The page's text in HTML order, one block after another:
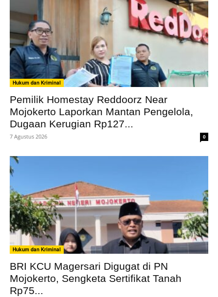
Hukum dan Kriminal
Pemilik Homestay Reddoorz Near
Mojokerto Laporkan Mantan Pengelola,
Dugaan Kerugian Rp127...
7 Agustus 2026 0
Hukum dan Kriminal
BRI KCU Magersari Digugat di PN
Mojokerto, Sengketa Sertifikat Tanah
Rp75...